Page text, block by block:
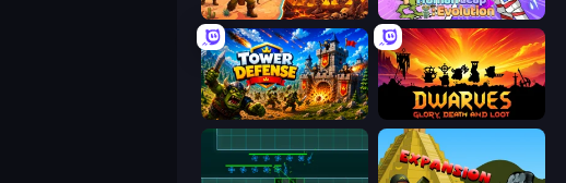
Last Bastion Human Leap: Evolution
Tower Defense